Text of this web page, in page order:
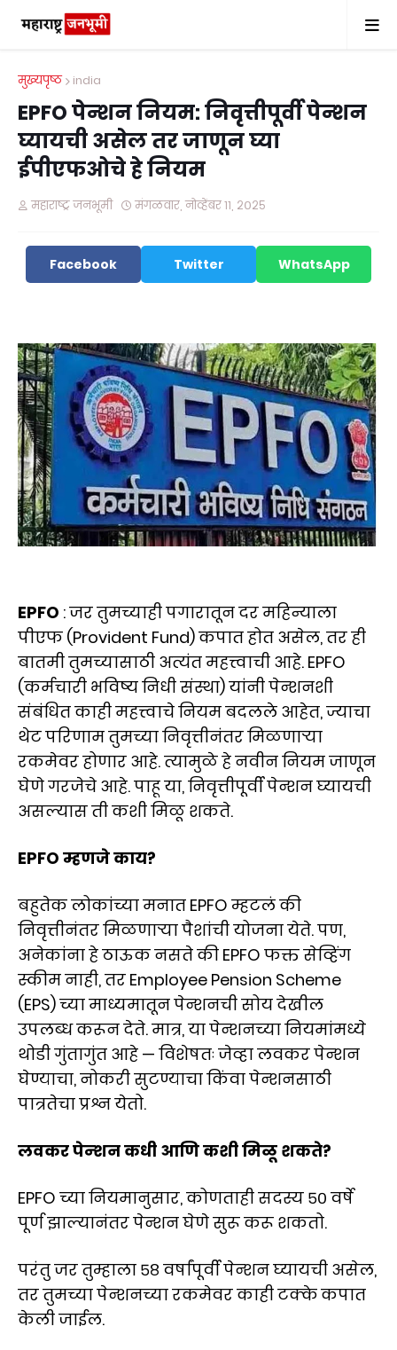
मुख्यपृष्ठ india
EPFO पेन्शन नियम: निवृत्तीपूर्वी पेन्शन
घ्यायची असेल तर जाणून घ्या
ईपीएफओचे हे नियम
महाराष्ट्र जनभूमी मंगळवार, नोव्हेंबर ११, २०२५
Facebook Twitter WhatsApp
EPFO : जर तुमच्याही पगारातून दर महिन्याला
पीएफ (Provident Fund) कपात होत असेल, तर ही
बातमी तुमच्यासाठी अत्यंत महत्त्वाची आहे. EPFO
(कर्मचारी भविष्य निधी संस्था) यांनी पेन्शनशी
संबंधित काही महत्त्वाचे नियम बदलले आहेत, ज्याचा
थेट परिणाम तुमच्या निवृत्तीनंतर मिळणाऱ्या
रकमेवर होणार आहे. त्यामुळे हे नवीन नियम जाणून
घेणे गरजेचे आहे. पाहू या, निवृत्तीपूर्वी पेन्शन घ्यायची
असल्यास ती कशी मिळू शकते.
EPFO म्हणजे काय?
बहुतेक लोकांच्या मनात EPFO म्हटलं की
निवृत्तीनंतर मिळणाऱ्या पैशांची योजना येते. पण,
अनेकांना हे ठाऊक नसते की EPFO फक्त सेव्हिंग
स्कीम नाही, तर Employee Pension Scheme
(EPS) च्या माध्यमातून पेन्शनची सोय देखील
उपलब्ध करून देते. मात्र, या पेन्शनच्या नियमांमध्ये
थोडी गुंतागुंत आहे — विशेषतः जेव्हा लवकर पेन्शन
घेण्याचा, नोकरी सुटण्याचा किंवा पेन्शनसाठी
पात्रतेचा प्रश्न येतो.
लवकर पेन्शन कधी आणि कशी मिळू शकते?
EPFO च्या नियमानुसार, कोणताही सदस्य ५० वर्षे
पूर्ण झाल्यानंतर पेन्शन घेणे सुरू करू शकतो.
परंतु जर तुम्हाला ५८ वर्षांपूर्वी पेन्शन घ्यायची असेल,
तर तुमच्या पेन्शनच्या रकमेवर काही टक्के कपात
केली जाईल.